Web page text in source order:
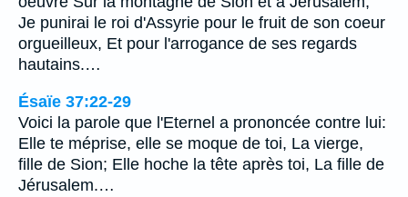
Je punirai le roi d'Assyrie pour le fruit de son coeur
orgueilleux, Et pour l'arrogance de ses regards
hautains.…
Ésaïe 37:22-29
Voici la parole que l'Eternel a prononcée contre lui:
Elle te méprise, elle se moque de toi, La vierge,
fille de Sion; Elle hoche la tête après toi, La fille de
Jérusalem.…